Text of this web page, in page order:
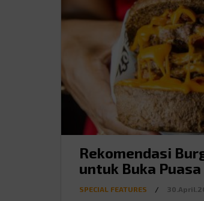
Rekomendasi
untuk Buka Puasa
SPECIAL FEATURES /